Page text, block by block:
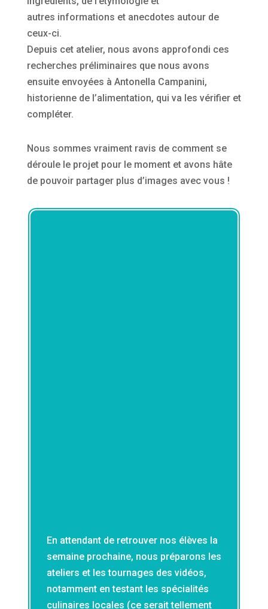
autres informations et anecdotes autour de
ceux-ci.
Depuis cet atelier, nous avons approfondi ces
recherches préliminaires que nous avons
ensuite envoyées à Antonella Campanini,
historienne de l’alimentation, qui va les vérifier et
compléter.
Nous sommes vraiment ravis de comment se
déroule le projet pour le moment et avons hâte
de pouvoir partager plus d’images avec vous !
En attendant de retrouver nos élèves la
semaine prochaine, nous préparons les
ateliers et les tournages des vidéos,
notamment en testant les spécialités
culinaires locales (ce serait tellement